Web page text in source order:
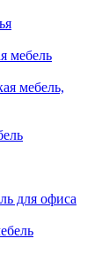
мебель
мебель,
для офиса